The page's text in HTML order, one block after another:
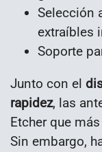
Selección
extraíbles
Soporte
Junto con el
rapidez, las
Etcher que
Sin embargo,